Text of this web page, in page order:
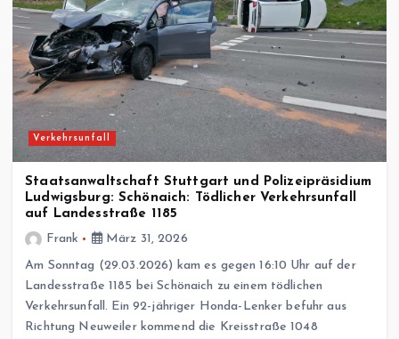
Verkehrsunfall
Staatsanwaltschaft Stuttgart und Polizeipräsidium
Ludwigsburg: Schönaich: Tödlicher Verkehrsunfall
auf Landesstraße 1185
Frank
März 31, 2026
Am Sonntag (29.03.2026) kam es gegen 16:10 Uhr auf der
Landesstraße 1185 bei Schönaich zu einem tödlichen
Verkehrsunfall. Ein 92-jähriger Honda-Lenker befuhr aus
Richtung Neuweiler kommend die Kreisstraße 1048